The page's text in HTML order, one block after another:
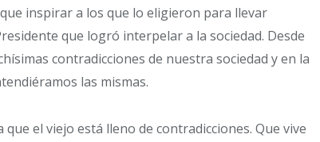
inspirar a los que lo eligieron para llevar
que logró interpelar a la sociedad. Desde
contradicciones de nuestra sociedad y en la
las mismas.
el viejo está lleno de contradicciones. Que vive